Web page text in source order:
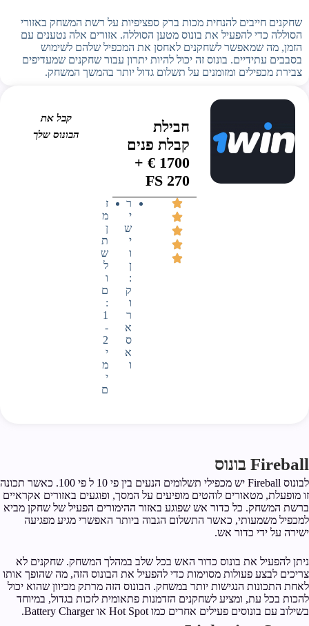
שחקנים חייבים להנחית מכות ברק ספציפיות על רשת המשחק באזורי
הסוללה כדי להפעיל את בונוס מטען הסוללה. אזורים אלה נטענים עם
הזמן, מה שמאפשר לשחקנים לאחסן את המכפיל שלהם לשימוש
בסבבים עתידיים. בונוס זה יכול להיות יתרון עבור שחקנים שמעדיפים
צבירת מכפילים ומזומנים על תשלום גדול יותר בהמשך המשחק.
חבילת
קבלת פנים
1700 € +
270 FS
ר
י
ש
י
ו
ן
:
ק
ו
ר
א
ס
א
ו
ז
מ
ן
ת
ש
ל
ו
ם
:
1
-
2
י
מ
י
ם
קבל את
הבונוס שלך
Fireball בונוס
לבונוס Fireball יש מכפילי תשלומים הנעים בין פי 10 ל פי 100. כאשר תכונה
זו מופעלת, מטאורים לוהטים מופיעים על המסך, ופוגעים באזורים אקראיים
ברשת המשחק. כל כדור אש שפוגע באזור ההימורים הפעיל של שחקן מביא
למכפיל משמעותי, כאשר התשלום הגבוה ביותר האפשרי מגיע מפגיעה
ישירה על ידי כדור אש.
ניתן להפעיל את בונוס כדור האש בכל שלב במהלך המשחק. שחקנים לא
צריכים לבצע פעולות מסוימות כדי להפעיל את הבונוס הזה, מה שהופך אותו
לאחת התכונות הנגישות יותר במשחק. הבונוס הזה מרתק מכיוון שהוא יכול
להכות בכל עת, ומציע לשחקנים הזדמנות פתאומית לזכות בגדול, במיוחד
בשילוב עם בונוסים פעילים אחרים כמו Hot Spot או Battery Charger.